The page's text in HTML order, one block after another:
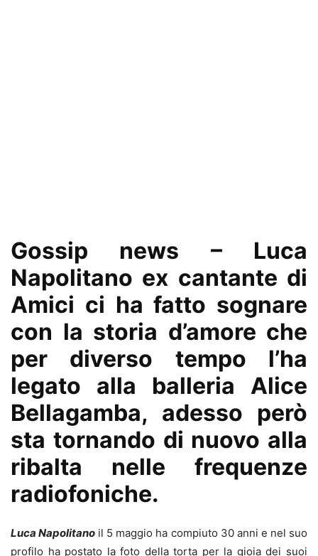
Gossip news – Luca
Napolitano ex cantante di
Amici ci ha fatto sognare
con la storia d’amore che
per diverso tempo l’ha
legato alla balleria Alice
Bellagamba, adesso però
sta tornando di nuovo alla
ribalta nelle frequenze
radiofoniche.
Luca Napolitano il 5 maggio ha compiuto 30 anni e nel suo
profilo ha postato la foto della torta per la gioia dei suoi